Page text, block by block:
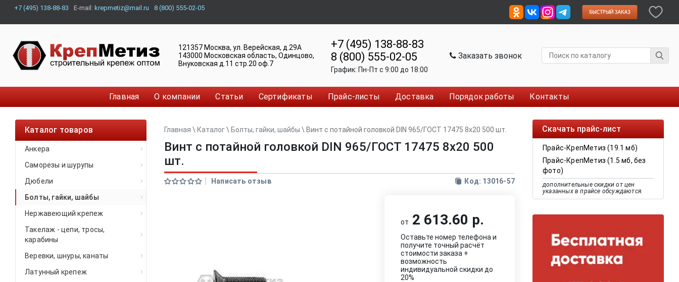
+7 (495) 138-88-83 E-mail: krepmetiz@mail.ru 8 (800) 555-02-05
121357 Москва, ул. Верейская, д.29А
143000 Московская область, Одинцово,
Внуковская д.11 стр.20 оф.7
+7 (495) 138-88-83
8 (800) 555-02-05
График: Пн-Пт c 9:00 до 18:00
Заказать звонок
Главная О компании Статьи Сертификаты Прайс-листы Доставка Порядок работы Контакты
Каталог товаров
Анкера
Саморезы и шурупы
Дюбели
Болты, гайки, шайбы
Нержавеющий крепеж
Такелаж - цепи, тросы,
карабины
Веревки, шнуры, канаты
Латунный крепеж
Скачать прайс-лист
Прайс-КрепМетиз (19.1 мб)
Прайс-КрепМетиз (1.5 мб, без
фото)
дополнительные скидки от цен
указанных в прайсе обсуждаются.
Главная \ Каталог\ Болты, гайки, шайбы \ Винт с потайной головкой DIN 965/ГОСТ 17475 8х20 500 шт.
Винт с потайной головкой DIN 965/ГОСТ 17475 8х20 500
шт.
Написать отзыв Код: 13016-57
от 2 613.60 р.
Оставьте номер телефона и
получите точный расчёт
стоимости заказа +
возможность
индивидуальной скидки до
20%